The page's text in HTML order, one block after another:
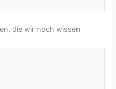
die wir noch wissen